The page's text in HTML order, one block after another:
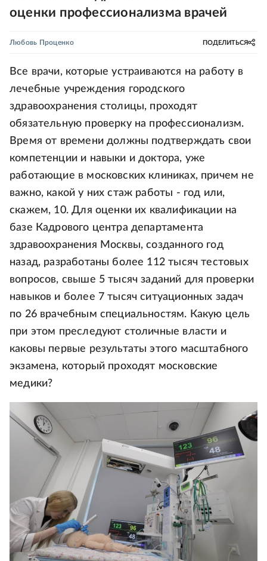
оценки профессионализма врачей
Любовь Проценко ПОДЕЛИТЬСЯ
Все врачи, которые устраиваются на работу в
лечебные учреждения городского
здравоохранения столицы, проходят
обязательную проверку на профессионализм.
Время от времени должны подтверждать свои
компетенции и навыки и доктора, уже
работающие в московских клиниках, причем не
важно, какой у них стаж работы - год или,
скажем, 10. Для оценки их квалификации на
базе Кадрового центра департамента
здравоохранения Москвы, созданного год
назад, разработаны более 112 тысяч тестовых
вопросов, свыше 5 тысяч заданий для проверки
навыков и более 7 тысяч ситуационных задач
по 26 врачебным специальностям. Какую цель
при этом преследуют столичные власти и
каковы первые результаты этого масштабного
экзамена, который проходят московские
медики?